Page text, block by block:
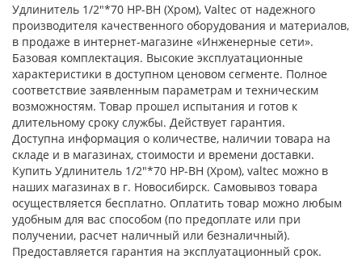
Удлинитель 1/2"*70 НР-ВН (Хром), Valtec от надежного
производителя качественного оборудования и материалов,
в продаже в интернет-магазине «Инженерные сети».
Базовая комплектация. Высокие эксплуатационные
характеристики в доступном ценовом сегменте. Полное
соответствие заявленным параметрам и техническим
возможностям. Товар прошел испытания и готов к
длительному сроку службы. Действует гарантия.
Доступна информация о количестве, наличии товара на
складе и в магазинах, стоимости и времени доставки.
Купить Удлинитель 1/2"*70 НР-ВН (Хром), valtec можно в
наших магазинах в г. Новосибирск. Самовывоз товара
осуществляется бесплатно. Оплатить товар можно любым
удобным для вас способом (по предоплате или при
получении, расчет наличный или безналичный).
Предоставляется гарантия на эксплуатационный срок.